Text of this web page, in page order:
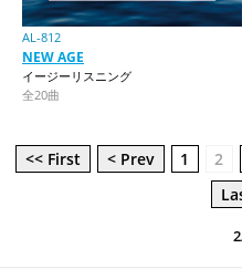
AL-812
NEW AGE
イージーリスニング
全20曲
<< First < Prev 1 2